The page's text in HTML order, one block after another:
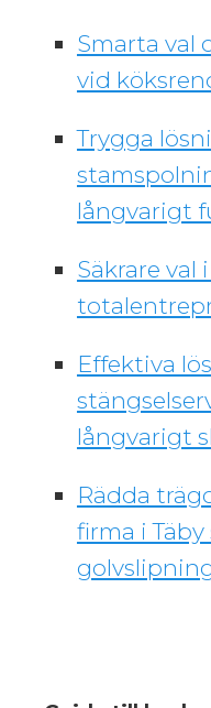
Smarta val
vid
Trygga
långvarigt
Säkrare val
Effektiva
långvarigt
Rädda
firma i